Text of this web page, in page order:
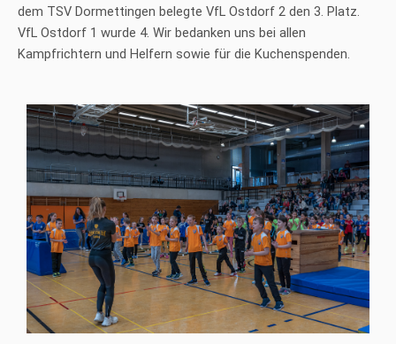
dem TSV Dormettingen belegte VfL Ostdorf 2 den 3. Platz.
VfL Ostdorf 1 wurde 4. Wir bedanken uns bei allen
Kampfrichtern und Helfern sowie für die Kuchenspenden.